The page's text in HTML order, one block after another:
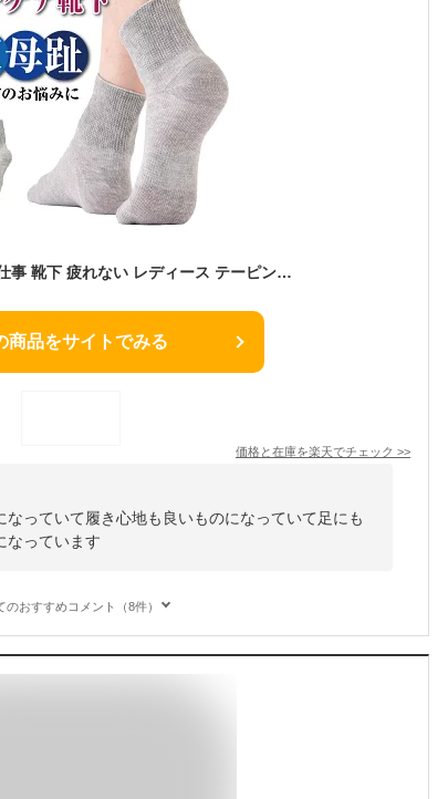
人気 2足組 人気 立ち仕事 靴下 疲れない レディース テーピング靴下【アーチケアソックス】外反母趾 外反母指 外反母趾ソックス 対策 グッズ サポーター 矯正 ソックス 母趾 内反小趾 偏平足 テーピング アーチサポート
商品をサイトでみる
価格と在庫を楽天でチェック >>
っていて履き心地も良いものになっていて足にも
なっています
のおすすめコメント（8件）